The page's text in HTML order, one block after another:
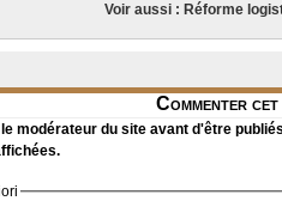
Voir aussi : Réforme
Commenter
modérateur du site avant d'être